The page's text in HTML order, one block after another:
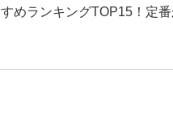
めランキングTOP15！定